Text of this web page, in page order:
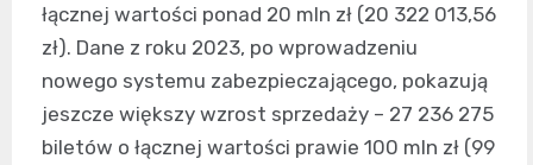
łącznej wartości ponad 20 mln zł (20 322 013,56
zł). Dane z roku 2023, po wprowadzeniu
nowego systemu zabezpieczającego, pokazują
jeszcze większy wzrost sprzedaży – 27 236 275
biletów o łącznej wartości prawie 100 mln zł (99